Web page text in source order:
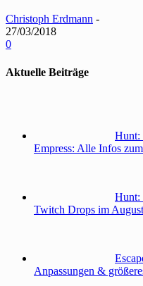
Christoph Erdmann -
27/03/2018
0
Aktuelle Beiträge
Hunt:
Empress: Alle Infos
Hunt:
Twitch Drops im
Anpassungen &